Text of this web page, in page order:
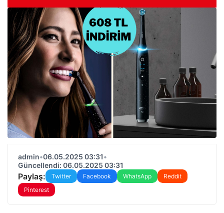
admin•06.05.2025 03:31•
Güncellendi: 06.05.2025 03:31
Paylaş: Twitter Facebook WhatsApp
Reddit
Pinterest